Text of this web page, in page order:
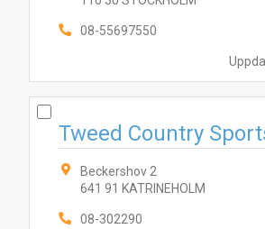
08-55697550
Tweed Country
Beckershov 2
641 91 KATRINEHOLM
08-302290